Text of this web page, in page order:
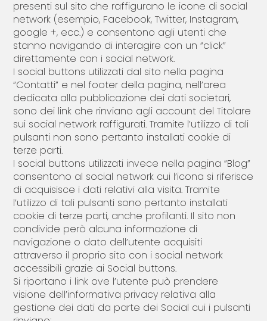
presenti sul sito che raffigurano le icone di social
network (esempio, Facebook, Twitter, Instagram,
google +, ecc.) e consentono agli utenti che
stanno navigando di interagire con un “click”
direttamente con i social network.
I social buttons utilizzati dal sito nella pagina
“Contatti” e nel footer della pagina, nell’area
dedicata alla pubblicazione dei dati societari,
sono dei link che rinviano agli account del Titolare
sui social network raffigurati. Tramite l’utilizzo di tali
pulsanti non sono pertanto installati cookie di
terze parti.
I social buttons utilizzati invece nella pagina “Blog”
consentono al social network cui l’icona si riferisce
di acquisisce i dati relativi alla visita. Tramite
l’utilizzo di tali pulsanti sono pertanto installati
cookie di terze parti, anche profilanti. Il sito non
condivide però alcuna informazione di
navigazione o dato dell’utente acquisiti
attraverso il proprio sito con i social network
accessibili grazie ai Social buttons.
Si riportano i link ove l’utente può prendere
visione dell’informativa privacy relativa alla
gestione dei dati da parte dei Social cui i pulsanti